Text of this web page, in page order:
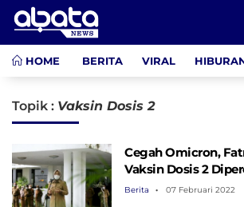
HOME BERITA VIRAL
Topik : Vaksin Dosis 2
Cegah Omicron,
Vaksin Dosis 2
Berita 07 Februari 2022